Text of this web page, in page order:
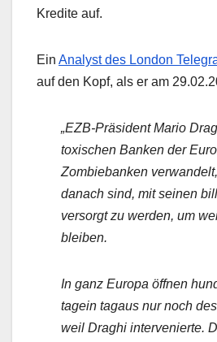
Kredite auf.
Ein Analyst des London
auf den Kopf, als er am
„EZB-Präsident Mario
toxischen Banken der
Zombiebanken
danach sind, mit seinen
versorgt zu werden, um
bleiben.
In ganz Europa öffnen
tagein tagaus nur noch
weil Draghi intervenierte.